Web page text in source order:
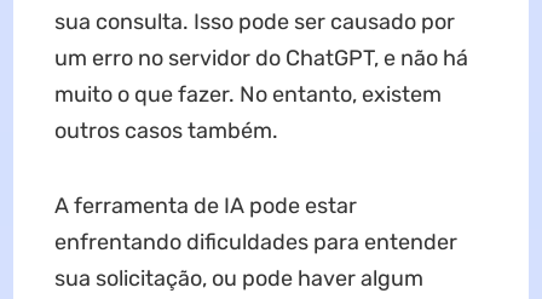
sua consulta. Isso pode ser causado por
um erro no servidor do ChatGPT, e não há
muito o que fazer. No entanto, existem
outros casos também.
A ferramenta de IA pode estar
enfrentando dificuldades para entender
sua solicitação, ou pode haver algum